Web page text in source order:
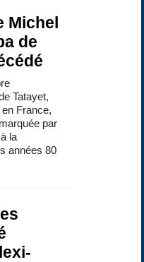
Michel
de
Tatayet,
France,
par
la
années 80